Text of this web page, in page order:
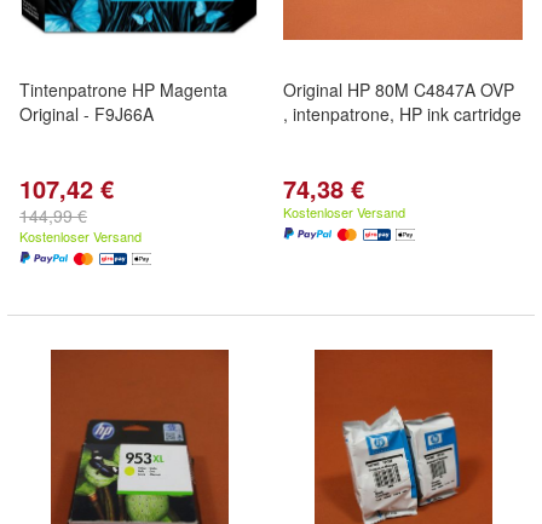
Tintenpatrone HP Magenta
Original - F9J66A
107,42 €
144,99 €
Kostenloser Versand
Original HP 80M C4847A OVP
, intenpatrone, HP ink cartridge
74,38 €
Kostenloser Versand